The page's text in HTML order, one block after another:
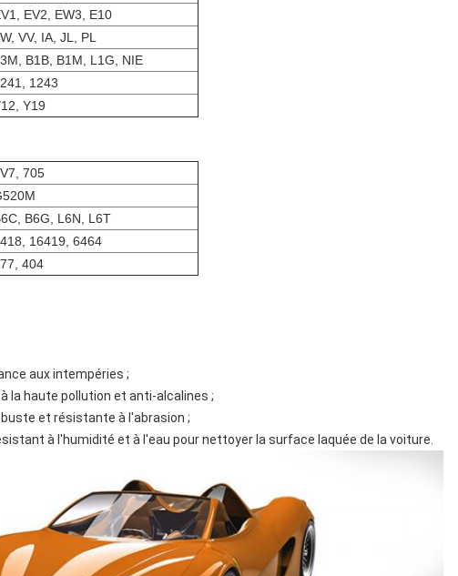
EV2, EW3, E10
VV, IA, JL, PL
B1B, B1M, L1G, NIE
1243
Y19
705
B6G, L6N, L6T
16419, 6464
404
aux intempéries ;
la haute pollution et anti-alcalines ;
et résistante à l'abrasion ;
à l'humidité et à l'eau pour nettoyer la surface laquée de la voiture.